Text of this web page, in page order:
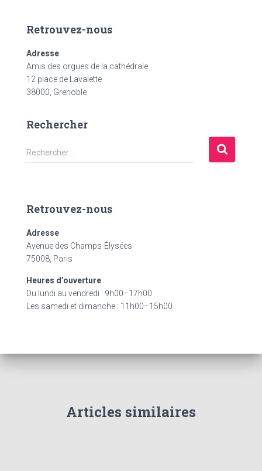
Retrouvez-nous
Adresse
Amis des orgues de la cathédrale
12 place de Lavalette
38000, Grenoble
Rechercher
R
e
r
h
e
r
:
Rechercher…
Retrouvez-nous
Adresse
Avenue des Champs-Élysées
75008, Paris
Heures d’ouverture
Du lundi au vendredi : 9h00–17h00
Les samedi et dimanche : 11h00–15h00
Articles similaires